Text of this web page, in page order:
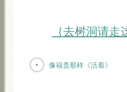
｛去树洞请走
像福贵那样《活着》